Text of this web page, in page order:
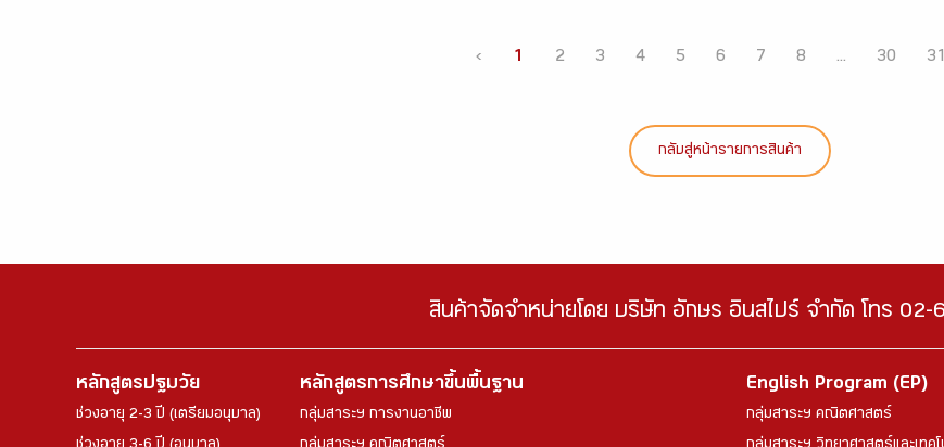
‹ 1 2 3 4 5 6 7 8 ... 30 31
กลับสู่หน้ารายการสินค้า
สินค้าจัดจำหน่ายโดย บริษัท อักษร อินสไปร์ จำกัด โทร 02-
หลักสูตรปฐมวัย
ช่วงอายุ 2-3 ปี (เตรียมอนุบาล)
หลักสูตรการศึกษาขึ้นพื้นฐาน
กลุ่มสาระฯ การงานอาชีพ
English Program (EP)
กลุ่มสาระฯ คณิตศาสตร์